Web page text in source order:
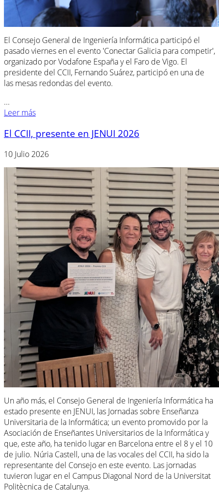
El Consejo General de Ingeniería Informática participó el
pasado viernes en el evento 'Conectar Galicia para competir',
organizado por Vodafone España y el Faro de Vigo. El
presidente del CCII, Fernando Suárez, participó en una de
las mesas redondas del evento.
...
Leer más
El CCII, presente en JENUI 2026
10 Julio 2026
Un año más, el Consejo General de Ingeniería Informática ha
estado presente en JENUI, las Jornadas sobre Enseñanza
Universitaria de la Informática; un evento promovido por la
Asociación de Enseñantes Universitarios de la Informática y
que, este año, ha tenido lugar en Barcelona entre el 8 y el 10
de julio. Núria Castell, una de las vocales del CCII, ha sido la
representante del Consejo en este evento. Las jornadas
tuvieron lugar en el Campus Diagonal Nord de la Universitat
Politècnica de Catalunya.